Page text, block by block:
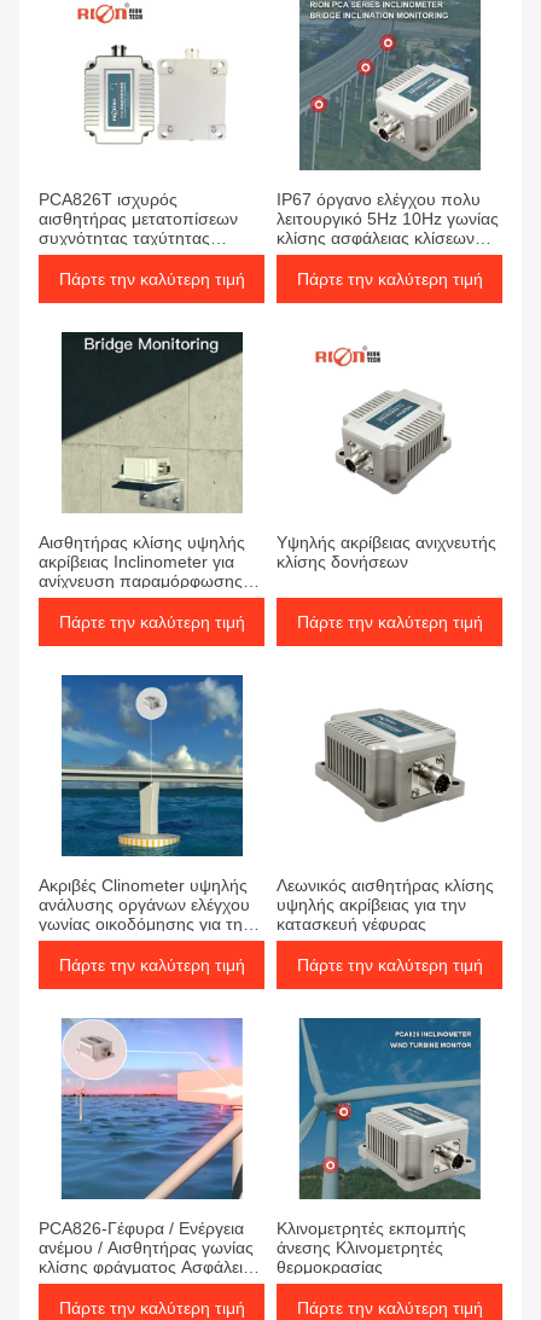
PCA826T ισχυρός
αισθητήρας μετατοπίσεων
συχνότητας ταχύτητας
δόνησης ολοκλήρωσης
συστημάτων
Πάρτε την καλύτερη τιμή
IP67 όργανο ελέγχου πολυ
λειτουργικό 5Hz 10Hz γωνίας
κλίσης ασφάλειας κλίσεων
γεφυρών
Πάρτε την καλύτερη τιμή
Αισθητήρας κλίσης υψηλής
ακρίβειας Inclinometer για
ανίχνευση παραμόρφωσης
φράγματος
Πάρτε την καλύτερη τιμή
Υψηλής ακρίβειας ανιχνευτής
κλίσης δονήσεων
Πάρτε την καλύτερη τιμή
Ακριβές Clinometer υψηλής
ανάλυσης οργάνων ελέγχου
γωνίας οικοδόμησης για τη
γέφυρα
Πάρτε την καλύτερη τιμή
Λεωνικός αισθητήρας κλίσης
υψηλής ακρίβειας για την
κατασκευή γέφυρας
Πάρτε την καλύτερη τιμή
PCA826-Γέφυρα / Ενέργεια
ανέμου / Αισθητήρας γωνίας
κλίσης φράγματος Ασφάλεια
ανίχνευση ανίχνευσης κλίσης
Πάρτε την καλύτερη τιμή
Κλινομετρητές εκπομπής
άνεσης Κλινομετρητές
θερμοκρασίας
Πάρτε την καλύτερη τιμή